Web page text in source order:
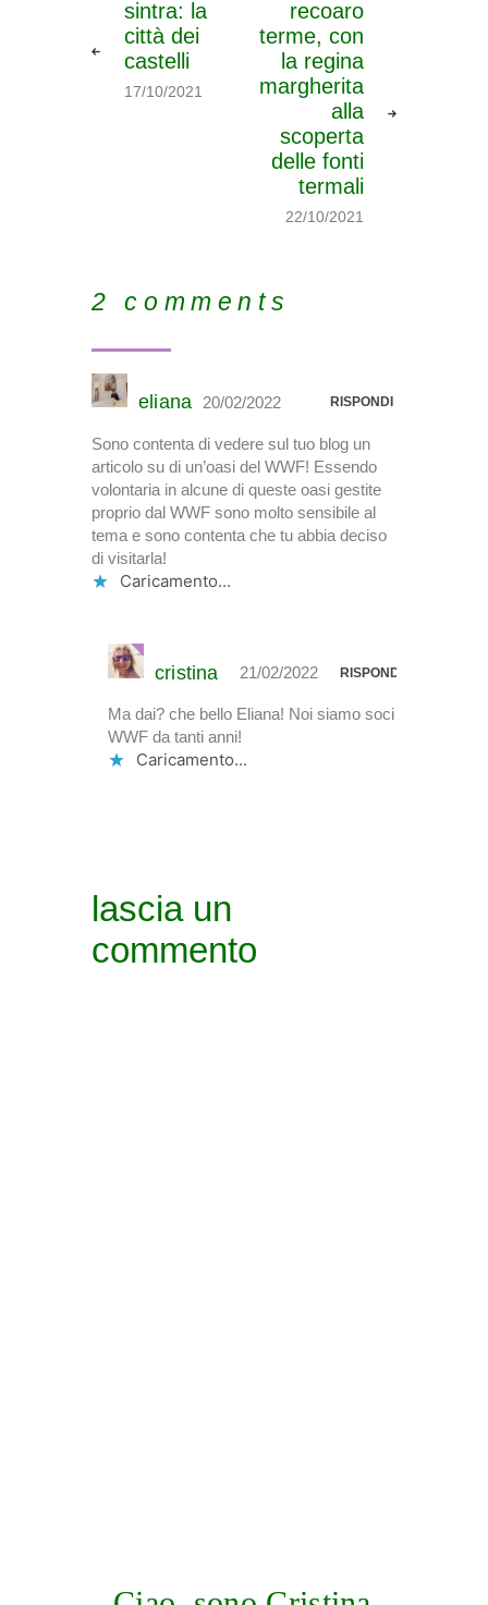
sintra: la
città dei
castelli
17/10/2021
recoaro
terme, con
la regina
margherita
alla
scoperta
delle fonti
termali
22/10/2021
2 comments
eliana 20/02/2022 RISPONDI
Sono contenta di vedere sul tuo blog un
articolo su di un’oasi del WWF! Essendo
volontaria in alcune di queste oasi gestite
proprio dal WWF sono molto sensibile al
tema e sono contenta che tu abbia deciso
di visitarla!
Caricamento...
cristina 21/02/2022 RISPONDI
Ma dai? che bello Eliana! Noi siamo soci
WWF da tanti anni!
Caricamento...
lascia un
commento